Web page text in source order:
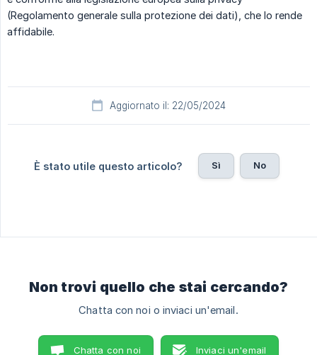
(Regolamento generale sulla protezione dei dati), che lo rende
affidabile.
Aggiornato il: 22/05/2024
È stato utile questo articolo? Sì No
Non trovi quello che stai cercando?
Chatta con noi o inviaci un'email.
Chatta con noi Inviaci un'email